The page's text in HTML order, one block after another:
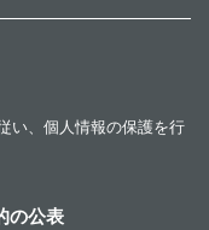
い、個人情報の保護を行
の公表